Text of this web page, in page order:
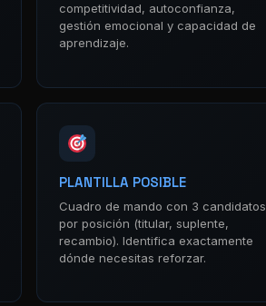
competitividad, autoconfianza,
gestión emocional y capacidad de
aprendizaje.
PLANTILLA POSIBLE
Cuadro de mando con 3 candidatos
por posición (titular, suplente,
recambio). Identifica exactamente
dónde necesitas reforzar.